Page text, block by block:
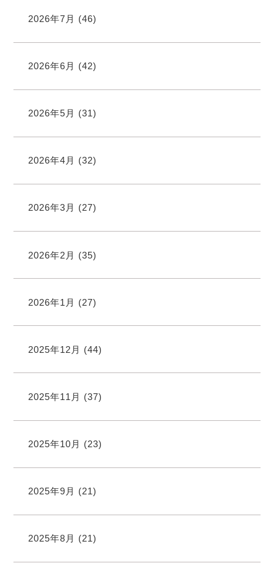
2026年7月 (46)
2026年6月 (42)
2026年5月 (31)
2026年4月 (32)
2026年3月 (27)
2026年2月 (35)
2026年1月 (27)
2025年12月 (44)
2025年11月 (37)
2025年10月 (23)
2025年9月 (21)
2025年8月 (21)